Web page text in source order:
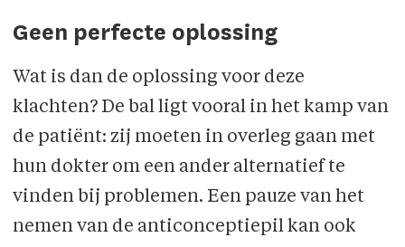
Geen perfecte oplossing
Wat is dan de oplossing voor deze
klachten? De bal ligt vooral in het kamp van
de patiënt: zij moeten in overleg gaan met
hun dokter om een ander alternatief te
vinden bij problemen. Een pauze van het
nemen van de anticonceptiepil kan ook